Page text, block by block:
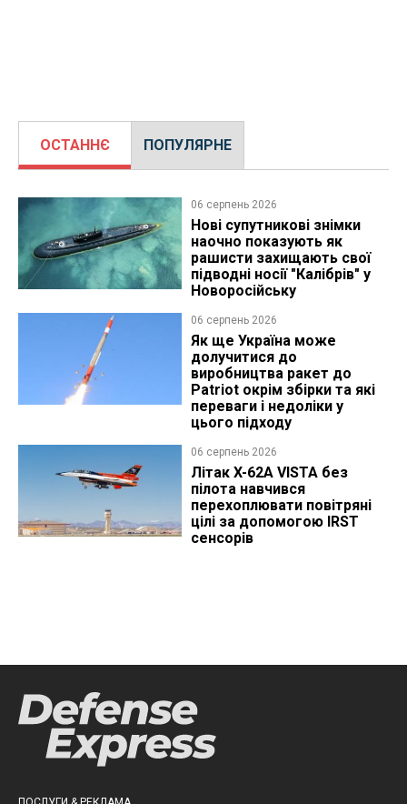
ОСТАННЄ ПОПУЛЯРНЕ
06 серпень 2026
Нові супутникові знімки
наочно показують як
рашисти захищають свої
підводні носії "Калібрів" у
Новоросійську
06 серпень 2026
Як ще Україна може
долучитися до
виробництва ракет до
Patriot окрім збірки та які
переваги і недоліки у
цього підходу
06 серпень 2026
Літак X-62A VISTA без
пілота навчився
перехоплювати повітряні
цілі за допомогою IRST
сенсорів